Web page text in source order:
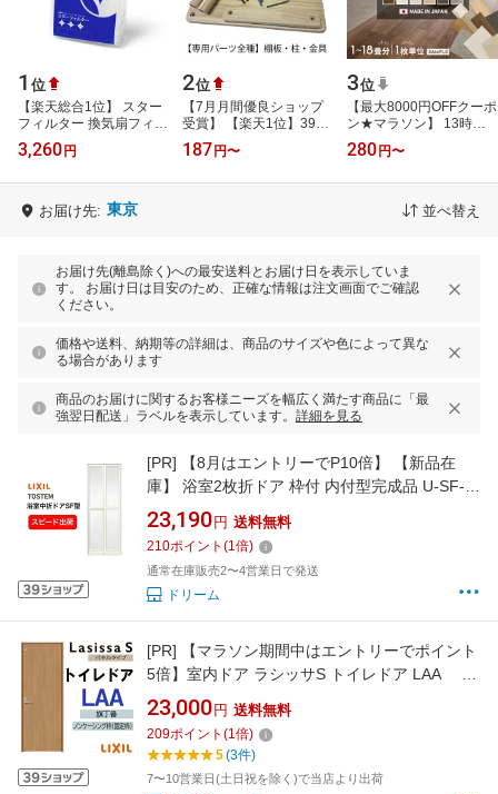
1 位
【楽天総合1位】 スター
フィルター 換気扇フィル
ター レンジフードフィル
ター レンジフィルターカ
3,260 円
2位
【7月月間優良ショップ
受賞】 【楽天1位】3980
円以上のご購入で送料無
料！ワンダーシェルフ 棚
187 円〜
3位
【最大8000円OFFクーポ
ン★マラソン】 13時ま
で注文で最短当日出荷！
＼着後レビューで500円
280 円〜
お届け先: 東京 並べ替え
お届け先(離島除く)への最安送料とお届け日を表示していま
す。 お届け日は目安のため、正確な情報は注文画面でご確認
ください。
価格や送料、納期等の詳細は、商品のサイズや色によって異な
る場合があります
商品のお届けに関するお客様ニーズを幅広く満たす商品に「最
強翌日配送」ラベルを表示しています。 詳細を見る
[PR]
【8月はエントリーでP10倍】 【新品在
庫】 浴室2枚折ドア 枠付 内付型完成品 U-SF-
07-○J 規格 0717/0718 W750×H1750/1818mm
LIXIL/リクシル SF型 浴室ドア 交換 リフォーム
DIY kenzai
23,190 円 送料無料
210ポイント (1倍)
通常在庫販売2〜4営業日で発送
ドリーム
[PR]
【マラソン期間中はエントリーでポイント
5倍】室内ドア ラシッサS トイレドア LAA
05520・0620・06520・0720・0820・0920
LIXIL 室内建具 建具 室内建材 ドア 扉 リフォー
ム DIY
23,000 円 送料無料
209ポイント (1倍)
5(3件)
7〜10営業日(土日祝を除く)で当店より出荷